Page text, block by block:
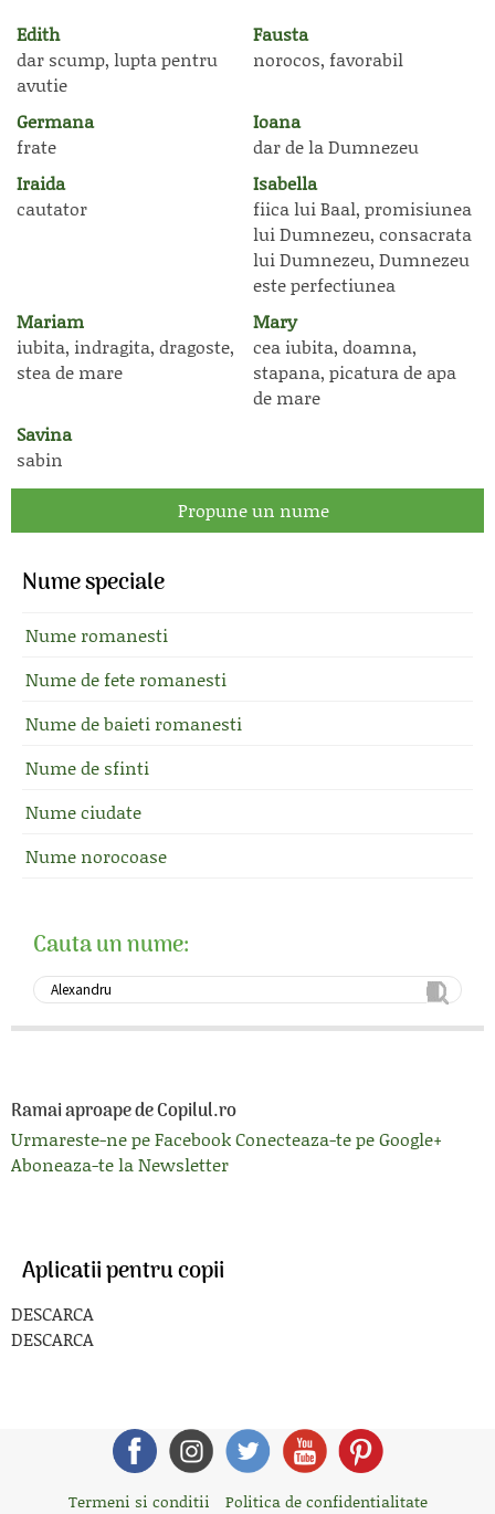
Edith
dar scump, lupta pentru
avutie
Fausta
norocos, favorabil
Germana
frate
Ioana
dar de la Dumnezeu
Iraida
cautator
Isabella
fiica lui Baal, promisiunea
lui Dumnezeu, consacrata
lui Dumnezeu, Dumnezeu
este perfectiunea
Mariam
iubita, indragita, dragoste,
stea de mare
Mary
cea iubita, doamna,
stapana, picatura de apa
de mare
Savina
sabin
Propune un nume
Nume speciale
Nume romanesti
Nume de fete romanesti
Nume de baieti romanesti
Nume de sfinti
Nume ciudate
Nume norocoase
Cauta un nume:
Ramai aproape de Copilul.ro
Urmareste-ne pe FacebookConecteaza-te pe Google+
Aboneaza-te la Newsletter
Aplicatii pentru copii
DESCARCA
DESCARCA
Termeni si conditii Politica de confidentialitate